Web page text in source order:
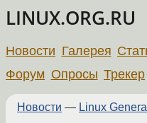
LINUX.ORG.RU
Новости Галерея
Форум Опросы Трекер
Новости — Linux General